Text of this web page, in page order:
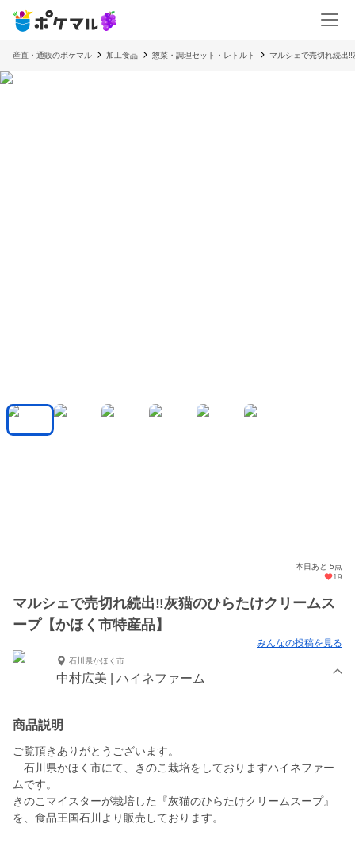
産直・通販のポケマル 加工食品 惣菜・調理セット・レトルト マルシェで売切れ続出
本日あと 5点
19
マルシェで売切れ続出‼️灰猫のひらたけクリームス
ープ【かほく市特産品】
みんなの投稿を見る
石川県かほく市
中村広美 | ハイネファーム
商品説明
ご覧頂きありがとうございます。
石川県かほく市にて、きのこ栽培をしておりますハイネファー
ムです。
きのこマイスターが栽培した『灰猫のひらたけクリームスープ』
を、食品王国石川より販売しております。